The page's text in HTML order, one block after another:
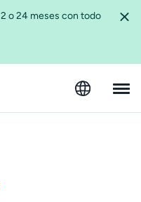
o 24 meses con todo